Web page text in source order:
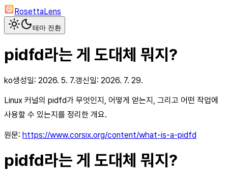
RosettaLens
테마 전환
pidfd라는 게 도대체 뭐지?
ko생성일: 2026. 5. 7.갱신일: 2026. 7. 29.
Linux 커널의 pidfd가 무엇인지, 어떻게 얻는지, 그리고 어떤 작업에
사용할 수 있는지를 정리한 개요.
원문: https://www.corsix.org/content/what-is-a-pidfd
pidfd라는 게 도대체 뭐지?